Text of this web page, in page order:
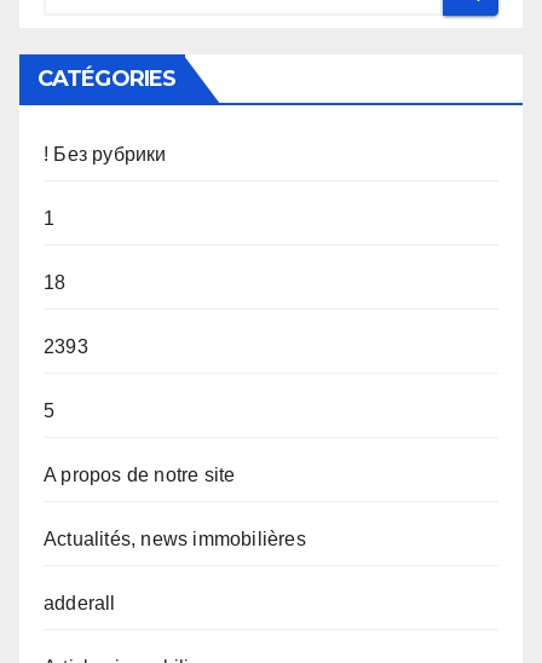
CATÉGORIES
! Без рубрики
1
18
2393
5
A propos de notre site
Actualités, news immobilières
adderall